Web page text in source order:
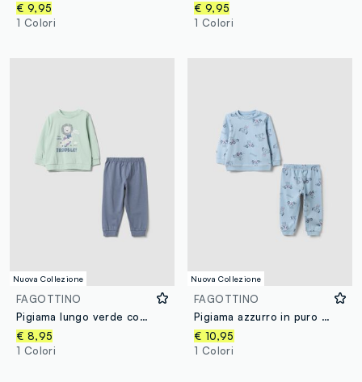
€ 9,95
1 Colori
€ 9,95
1 Colori
Nuova Collezione
FAGOTTINO
Pigiama lungo verde con stampa in cotone jersey organico per neonato e bimbo
€ 8,95
1 Colori
Nuova Collezione
FAGOTTINO
Pigiama azzurro in puro cotone organico con stampa per neonato e bimbo
€ 10,95
1 Colori